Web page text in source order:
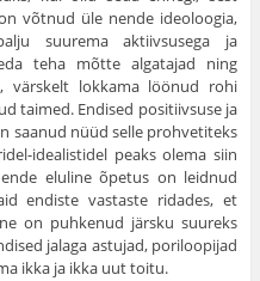
võtnud üle nende ideoloogia,
suurema aktiivsusega ja
teha mõtte algatajad ning
värskelt lok­kama löönud rohi
taimed. Endised positiivsuse ja
saanud nüüd selle prohvetiteks
idealistidel peaks olema siin
eluline õpetus on leidnud
endiste vastaste ridades, et
on puhkenud järsku suureks
jalaga astujad, poriloopijad
ikka ja ikka uut toitu.